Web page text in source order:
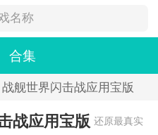
合集
战舰世界闪击战应用宝版
战应用宝版 还原最真实